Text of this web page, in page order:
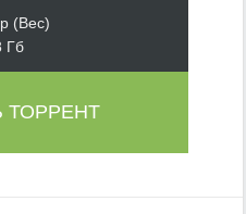
(Вес)
Гб
ТОРРЕНТ